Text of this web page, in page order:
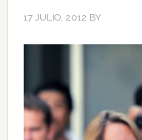
17 JULIO, 2012 BY